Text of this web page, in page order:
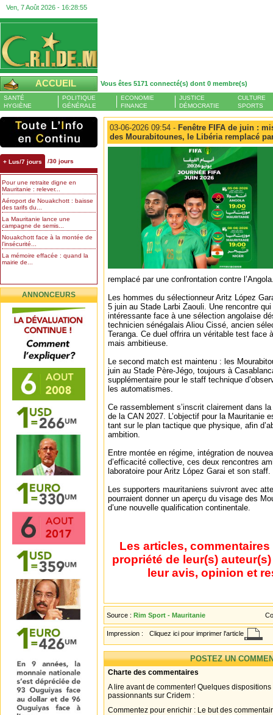
Ven, 7 Août 2026 - 16:28:56
ACCUEIL Vous êtes 5171 connecté(s) dont 0 membre(s)
SANTÉ
HYGIÈNE
POLITIQUE
GÉNÉRALE
ECONOMIE
FINANCE
JUSTICE
DÉMOCRATIE
CULTURE
SPORTS
+ Lus/7 jours /30 jours
Pour une retraite digne en
Mauritanie : relever...
Aéroport de Nouakchott : baisse
des tarifs du...
La Mauritanie lance une
campagne de semis...
Nouakchott face à la montée de
l’insécurité...
La mémoire effacée : quand la
mairie de...
ANNONCEURS
03-06-2026 09:54 - Fenêtre FIFA de juin :
des Mourabitounes, le Libéria remplacé
remplacé par une confrontation contre
Les hommes du sélectionneur Aritz López
5 juin au Stade Larbi Zaouli. Une rencontre
intéressante face à une sélection angolaise
technicien sénégalais Aliou Cissé, ancien
Teranga. Ce duel offrira un véritable test face
mais ambitieuse.
Le second match est maintenu : les
juin au Stade Père-Jégo, toujours à
supplémentaire pour le staff technique
les automatismes.
Ce rassemblement s’inscrit clairement dans
de la CAN 2027. L’objectif pour la Mauritanie
tant sur le plan tactique que physique, afin
ambition.
Entre montée en régime, intégration de
d’efficacité collective, ces deux rencontres
laboratoire pour Aritz López Garai et son staff.
Les supporters mauritaniens suivront avec
pourraient donner un aperçu du visage des
d’une nouvelle qualification continentale.
Les articles,
propriété de leur(s)
leur avis, opinion et
Source : Rim Sport - Mauritanie
Impression : Cliquez ici pour imprimer l'article
POSTEZ UN
Charte des commentaires
A lire avant de commenter! Quelques
passionnants sur Cridem :
Commentez pour enrichir : Le but des